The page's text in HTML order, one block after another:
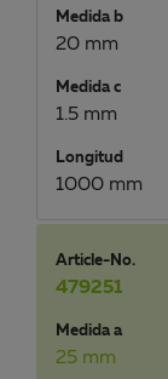
Medida b
20 mm
Medida c
1.5 mm
Longitud
1000 mm
Article-No.
479251
Medida a
25 mm